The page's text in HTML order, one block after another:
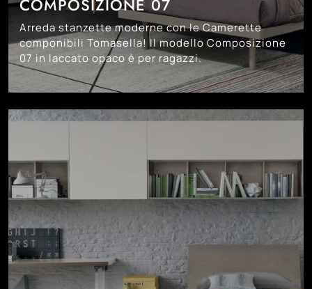
COMPOSIZIONE 07
Arreda stanzette moderne con le Camerette
componibili Tomasella! Il modello Composizione
07 in laccato opaco è per ragazzi.